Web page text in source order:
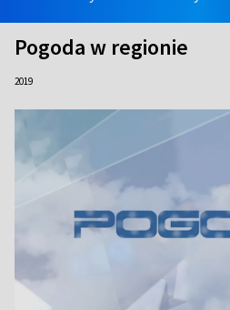
Pogoda w regionie
2019